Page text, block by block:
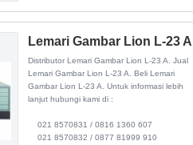
Lemari Gambar Lion L-23 A
DistributorLemari Gambar Lion L-23 A
. Jual
Lemari Gambar Lion L-23 A. Beli Lemari
Gambar Lion L-23 A. Untuk informasi lebih
lanjut hubungi kami di :
021 8570831 / 0816 1360 607
021 8570832 / 0877 81999 910